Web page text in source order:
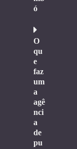
ó
O
qu
e
faz
um
a
agê
nci
a
de
pu